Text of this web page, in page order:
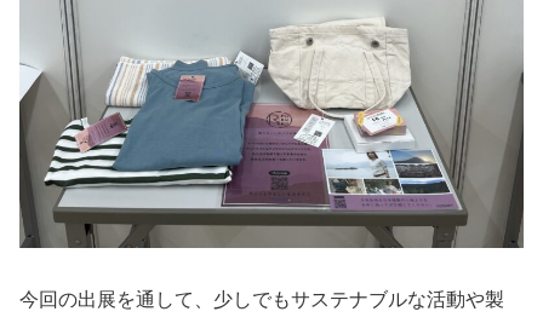
今回の出展を通して、少しでもサステナブルな活動や製